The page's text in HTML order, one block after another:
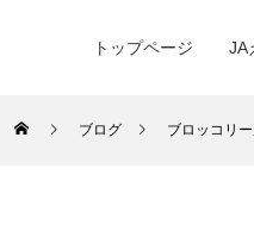
トップページ JA
ブログ ブロッコリ